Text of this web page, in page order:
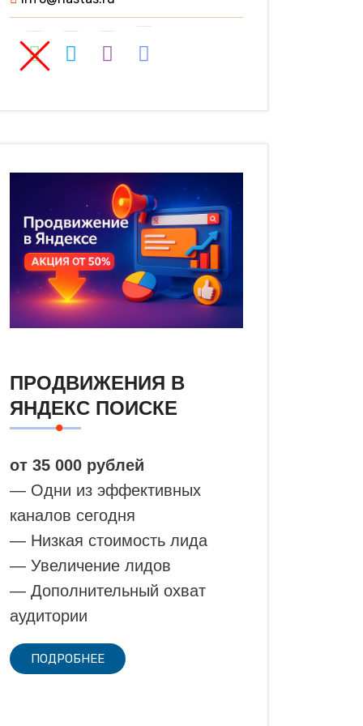
ПРОДВИЖЕНИЯ В
ЯНДЕКС ПОИСКЕ
от 35 000 рублей
— Одни из эффективных
каналов сегодня
— Низкая стоимость лида
— Увеличение лидов
— Дополнительный охват
аудитории
ПОДРОБНЕЕ